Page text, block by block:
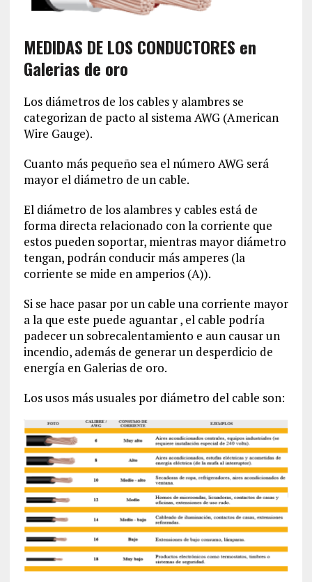
MEDIDAS DE LOS CONDUCTORES en
Galerias de oro
Los diámetros de los cables y alambres se
categorizan de pacto al sistema AWG (American
Wire Gauge).
Cuanto más pequeño sea el número AWG será
mayor el diámetro de un cable.
El diámetro de los alambres y cables está de
forma directa relacionado con la corriente que
estos pueden soportar, mientras mayor diámetro
tengan, podrán conducir más amperes (la
corriente se mide en amperios (A)).
Si se hace pasar por un cable una corriente mayor
a la que este puede aguantar , el cable podría
padecer un sobrecalentamiento e aun causar un
incendio, además de generar un desperdicio de
energía en Galerias de oro.
Los usos más usuales por diámetro del cable son: